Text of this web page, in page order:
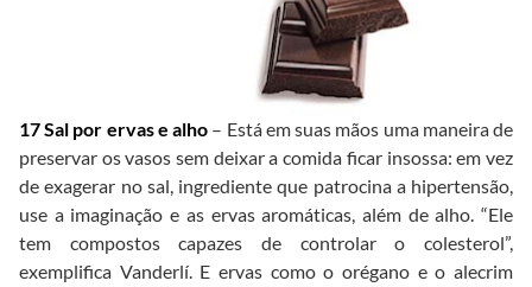
17 Sal por ervas e alho – Está em suas mãos uma maneira de
preservar os vasos sem deixar a comida ficar insossa: em vez
de exagerar no sal, ingrediente que patrocina a hipertensão,
use a imaginação e as ervas aromáticas, além de alho. “Ele
tem compostos capazes de controlar o colesterol”,
exemplifica Vanderlí. E ervas como o orégano e o alecrim